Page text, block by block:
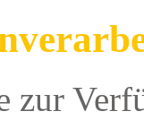
zur